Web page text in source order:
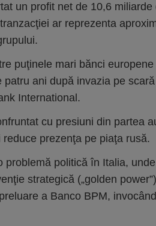
un profit net de 10,6 miliarde
ar reprezenta
puţinele mari bănci
ani după invazia pe
International.
cu presiuni din partea
prezenţa pe piaţa rusă.
problemă politică în Italia,
strategică („golden
a Banco BPM,